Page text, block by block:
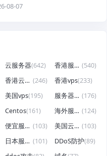
08-07
云服务器(642) 香港服务器 (540)
香港云服务器 (246) 香港vps(233)
美国vps(195) 服务器租用 (176)
Centos(161) 海外服务器 (124)
便宜服务器 (103) 美国云服务器 (103)
日本服务器 (101) DDoS防护(89)